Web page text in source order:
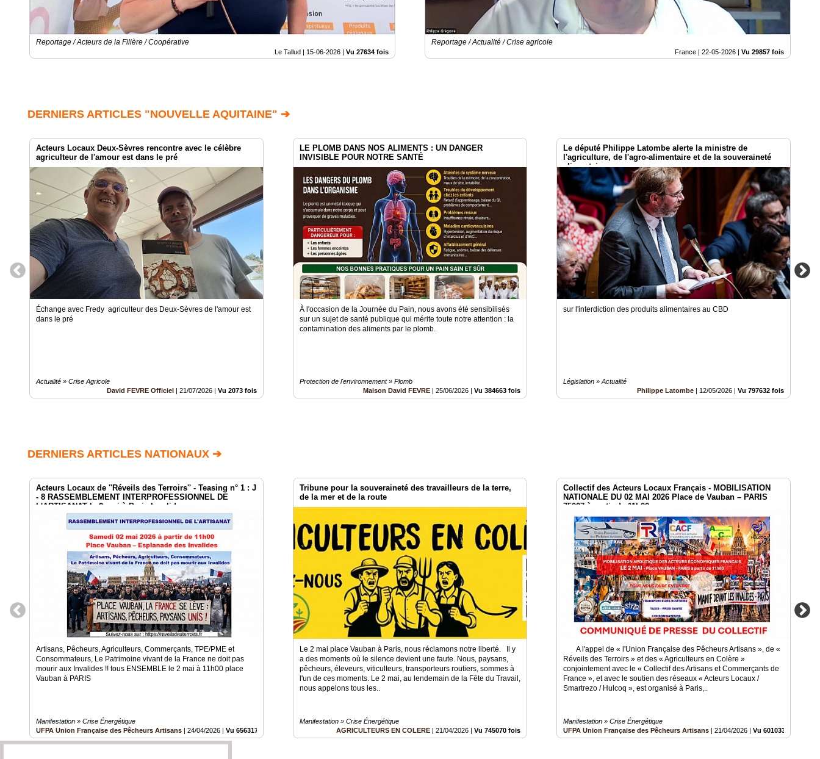
Reportage / Acteurs de la Filière / Coopérative
Le Tallud | 15-06-2026 Vu 27634 fois
Reportage / Actualité / Crise agricole
France | 22-05-2026 Vu 29857 fois
DERNIERS ARTICLES "NOUVELLE AQUITAINE" ➔
Acteurs Locaux Deux-Sèvres rencontre avec le célèbre
agriculteur de l'amour est dans le pré
Échange avec Fredy agriculteur des Deux-Sèvres de l'amour est
dans le pré
Actualité » Crise Agricole
David FEVRE Officiel
21/07/2026 Vu 2073 fois
LE PLOMB DANS NOS ALIMENTS : UN DANGER
INVISIBLE POUR NOTRE SANTÉ
À l'occasion de la Journée du Pain, nous avons été sensibilisés
sur un sujet de santé publique qui mérite toute notre attention : la
contamination des aliments par le plomb.
Protection de l'environnement » Plomb
Maison David FEVRE
25/06/2026 Vu 384663 fois
Le député Philippe Latombe alerte la ministre de
l'agriculture, de l'agro-alimentaire et de la souveraineté
alimentaire
sur l'interdiction des produits alimentaires au CBD
Législation » Actualité
Philippe Latombe
12/05/2026 Vu 797632 fois
DERNIERS ARTICLES NATIONAUX ➔
Acteurs Locaux de ''Réveils des Terroirs'' - Teasing n° 1 : J
- 8 RASSEMBLEMENT INTERPROFESSIONNEL DE
L'ARTISANAT le 2 mai à Paris Invalides
Artisans, Pêcheurs, Agriculteurs, Commerçants, TPE/PME et
Consommateurs, Le Patrimoine vivant de la France ne doit pas
mourir aux Invalides !! tous ENSEMBLE le 2 mai à 11h00 place
Vauban à PARIS
Manifestation » Crise Énergétique
UFPA Union Française des Pêcheurs Artisans
24/04/2026 Vu 656317 fois
Tribune pour la souveraineté des travailleurs de la terre,
de la mer et de la route
Le 2 mai place Vauban à Paris, nous réclamons notre liberté. Il y
a des moments où le silence devient une faute. Nous, paysans,
pêcheurs, éleveurs, viticulteurs, transporteurs routiers, sommes à
l'un de ces moments. Le 2 mai, au lendemain de la Fête du Travail,
nous appelons tous les..
Manifestation » Crise Énergétique
AGRICULTEURS EN COLERE
21/04/2026 Vu 745070 fois
Collectif des Acteurs Locaux Français - MOBILISATION
NATIONALE DU 02 MAI 2026 Place de Vauban – PARIS
75007 à partir de 11h00
A l'appel de « l'Union Française des Pêcheurs Artisans », de «
Réveils des Terroirs » et des « Agriculteurs en Colère »
conjointement avec le « Collectif des Artisans et Commerçants de
France », et avec le soutien des réseaux « Acteurs Locaux /
Smartrezo / Hulcoq », est organisé à Paris,..
Manifestation » Crise Énergétique
UFPA Union Française des Pêcheurs Artisans
21/04/2026 Vu 601033 fois